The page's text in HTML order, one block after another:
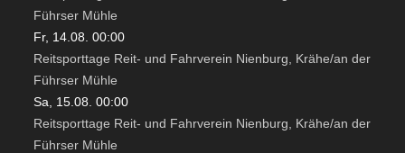
Führser Mühle
Fr, 14.08. 00:00
Reitsporttage Reit- und Fahrverein Nienburg, Krähe/an der
Führser Mühle
Sa, 15.08. 00:00
Reitsporttage Reit- und Fahrverein Nienburg, Krähe/an der
Führser Mühle